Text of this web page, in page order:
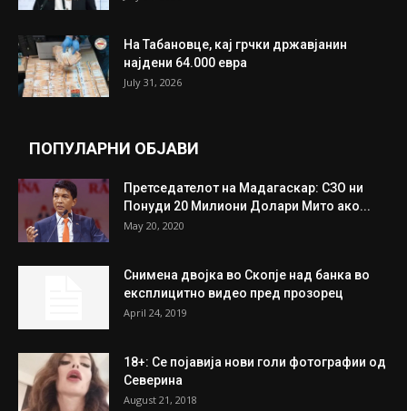
На Табановце, кај грчки државјанин
најдени 64.000 евра
July 31, 2026
ПОПУЛАРНИ ОБЈАВИ
Претседателот на Мадагаскар: СЗО ни
Понуди 20 Милиони Долари Мито ако...
May 20, 2020
Снимена двојка во Скопје над банка во
експлицитно видео пред прозорец
April 24, 2019
18+: Се појавија нови голи фотографии од
Северина
August 21, 2018